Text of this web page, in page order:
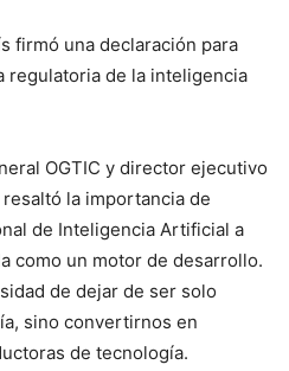
firmó una declaración para
regulatoria de la inteligencia
OGTIC y director ejecutivo
la importancia de
de Inteligencia Artificial a
como un motor de desarrollo.
de dejar de ser solo
sino convertirnos en
de tecnología.